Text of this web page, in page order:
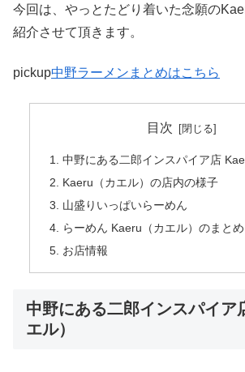
今回は、やっとたどり着いた念願の
紹介させて頂きます。
pickup中野ラーメンまとめはこちら
目次
中野にある二郎インスパイア店
Kaeru（カエル）の店内の様子
山盛りいっぱいらーめん
らーめん Kaeru（カエル）のまとめ
お店情報
中野にある二郎インスパイア
エル）